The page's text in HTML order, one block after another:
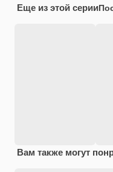
Еще из этой серии
Вам также могут